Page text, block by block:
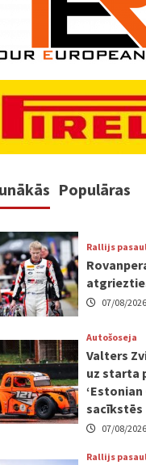
Populāras
Rallijs
07/08/2026
Autošoseja
Valters
uz starta
‘Estonian
sacīkstēs
07/08/2026
Rallijs